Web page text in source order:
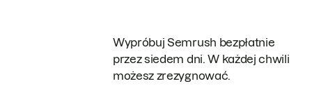
Wypróbuj Semrush bezpłatnie
przez siedem dni. W każdej chwili
możesz zrezygnować.